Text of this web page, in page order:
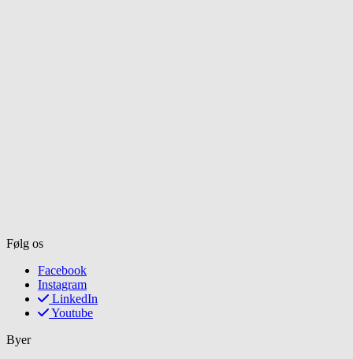
Følg os
Facebook
Instagram
LinkedIn
Youtube
Byer